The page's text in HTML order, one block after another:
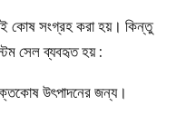
কোষ সংগ্রহ করা হয়। কিন্তু
সেল ব্যবহৃত হয় :
উৎপাদনের জন্য।